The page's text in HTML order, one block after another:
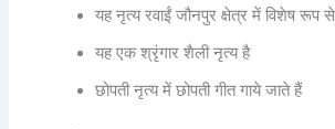
यह नृत्य रवाईं जौनपुर क्षेत्र में विशेष रूप से
यह एक श्रृंगार शैली नृत्य है
छोपती नृत्य में छोपती गीत गाये जाते हैं